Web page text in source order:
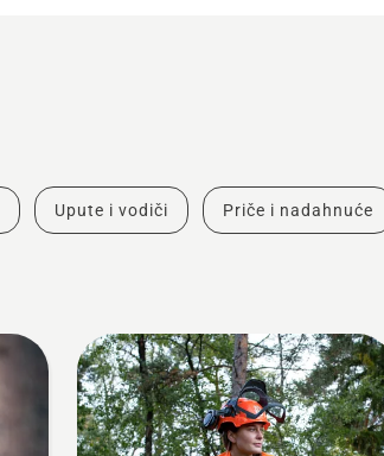
Upute i vodiči Priče i nadahnuće